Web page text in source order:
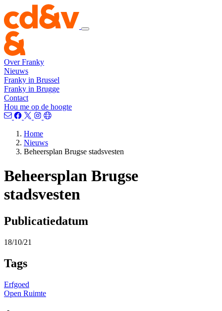
Over Franky
Nieuws
Franky in Brussel
Franky in Brugge
Contact
Hou me op de hoogte
Home
Nieuws
Beheersplan Brugse stadsvesten
Beheersplan Brugse
stadsvesten
Publicatiedatum
18/10/21
Tags
Erfgoed
Open Ruimte